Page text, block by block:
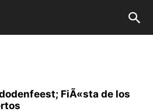
FiÃ«sta de los